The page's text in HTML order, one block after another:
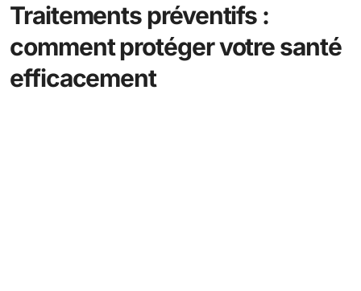
Traitements préventifs :
comment protéger votre santé
efficacement